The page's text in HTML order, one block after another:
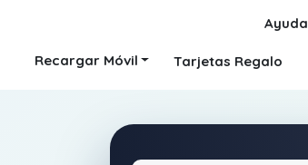
Ayuda
Recargar Móvil Tarjetas Regalo